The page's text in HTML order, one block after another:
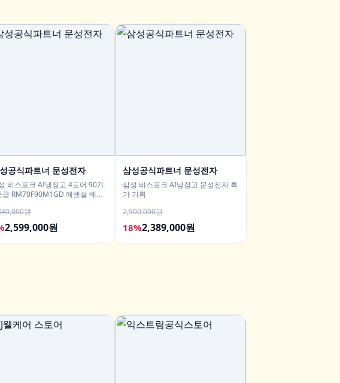
공식파트너 문성전자
비스포크 AI냉장고 4도어 902L
급 RM70F90M1GD 에센셜 베이
원
2,599,000원
삼성공식파트너 문성전자
삼성 비스포크 AI냉장고 문성전자 특
가 기획
2,900,000원
18%2,389,000원